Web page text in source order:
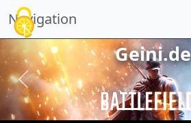
Navigation
vorheriges
Geini.de
Cookie-Einstellungen